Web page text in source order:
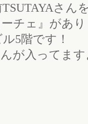
さん
チェ』があ
5階です！
が入ってま